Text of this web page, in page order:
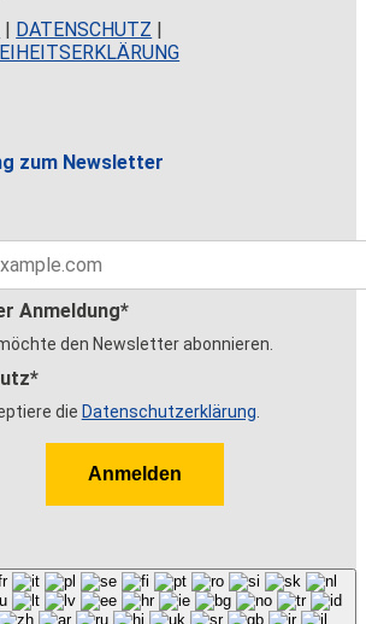
| DATENSCHUTZ |
zum Newsletter
Anmeldung*
den Newsletter abonnieren.
die Datenschutzerklärung
Anmelden